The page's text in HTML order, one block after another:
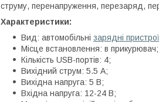
струму, перенапруження, перезаряд,
Характеристики:
Вид: автомобільні зарядні пристрої
Місце встановлення: в прикурювач;
Кількість USB-портів: 4;
Вихідний струм: 5.5 А;
Вихідна напруга: 5 В;
Вхідна напруга: 12-24 В;